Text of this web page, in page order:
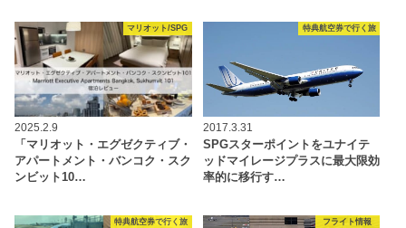
マリオット/SPG
2025.2.9
「マリオット・エグゼクティブ・
アパートメント・バンコク・スク
ンビット10…
特典航空券で行く旅
2017.3.31
SPGスターポイントをユナイテ
ッドマイレージプラスに最大限効
率的に移行す…
特典航空券で行く旅 フライト情報